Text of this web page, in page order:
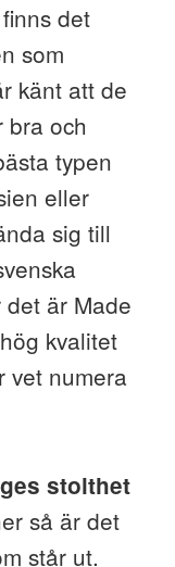
det
som
känt att de
bra och
typen
eller
sig till
är Made
kvalitet
vet numera
stolthet
så är det
står ut.